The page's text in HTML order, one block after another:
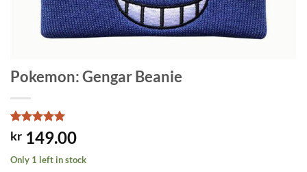
Pokemon: Gengar Beanie
Rated5
out of 5
based on
1
customer
kr 149.00
Only 1 left in stock